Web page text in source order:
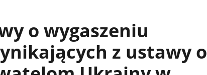
o wygaszeniu
z ustawy o